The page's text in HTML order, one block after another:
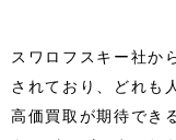
スワロフスキー社か
されており、どれも
高価買取が期待でき